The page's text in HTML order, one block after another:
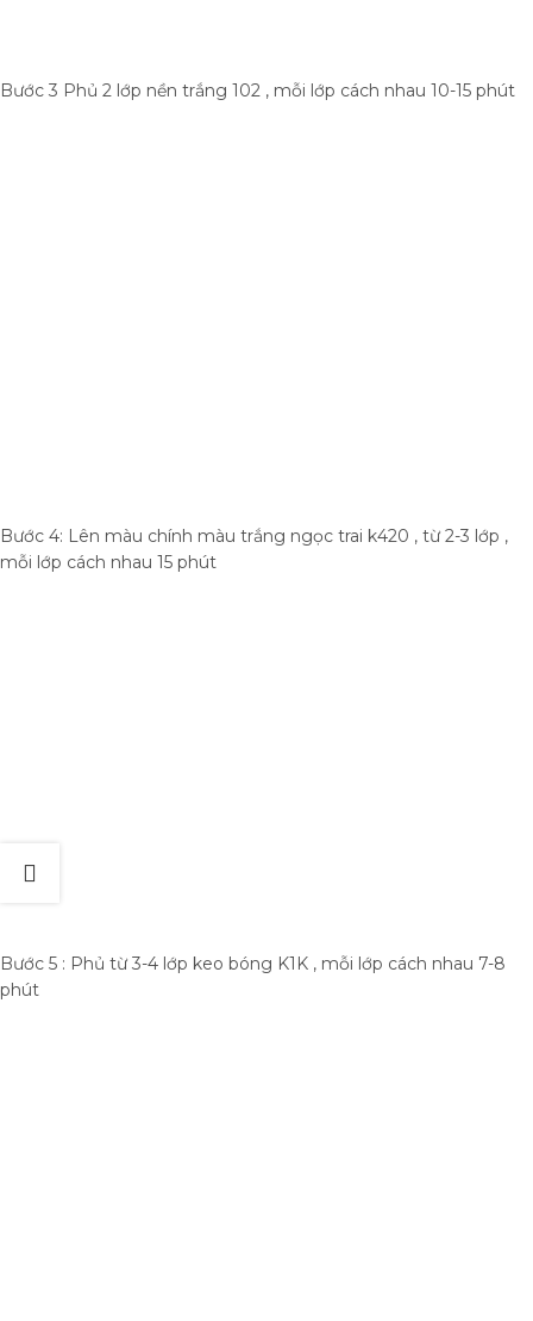
Bước 3 Phủ 2 lớp nền trắng 102 , mỗi lớp cách nhau 10-15 phút
Bước 4: Lên màu chính màu trắng ngọc trai k420 , từ 2-3 lớp ,
mỗi lớp cách nhau 15 phút
Bước 5 : Phủ từ 3-4 lớp keo bóng K1K , mỗi lớp cách nhau 7-8
phút